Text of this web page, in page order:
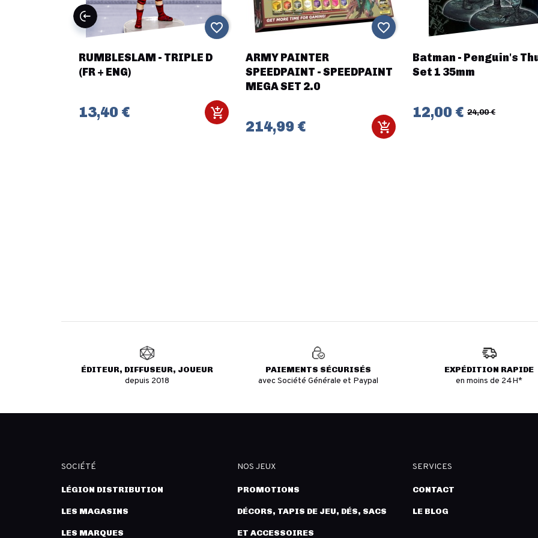
RUMBLESLAM - TRIPLE D
(FR + ENG)
13,40 €
favorite_border
ARMY PAINTER
SPEEDPAINT - SPEEDPAINT
MEGA SET 2.0
214,99 €
favorite_border
Batman - Penguin's
Set 1 35mm
12,00 € 24,00 €
ÉDITEUR, DIFFUSEUR, JOUEUR
depuis 2018
PAIEMENTS SÉCURISÉS
avec Société Générale et Paypal
EXPÉDITION RAPIDE
en moins de 24H*
SOCIÉTÉ
LÉGION DISTRIBUTION
LES MAGASINS
LES MARQUES
NOS JEUX
PROMOTIONS
DÉCORS, TAPIS DE JEU, DÉS, SACS
ET ACCESSOIRES
SERVICES
CONTACT
LE BLOG